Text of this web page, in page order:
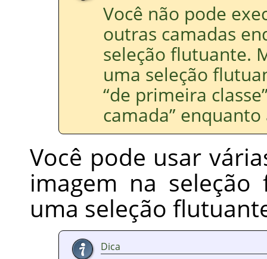
Você não pode
outras camadas
seleção flutuante.
uma seleção
“de primeira classe
camada” enquanto
Você pode usar
imagem na
uma seleção
Dica